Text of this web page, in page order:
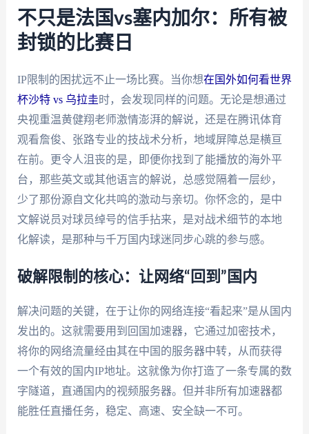
不只是法国vs塞内加尔：所有被
封锁的比赛日
IP限制的困扰远不止一场比赛。当你想在国外如何看世界
杯沙特 vs 乌拉圭时，会发现同样的问题。无论是想通过
央视重温黄健翔老师激情澎湃的解说，还是在腾讯体育
观看詹俊、张路专业的技战术分析，地域屏障总是横亘
在前。更令人沮丧的是，即便你找到了能播放的海外平
台，那些英文或其他语言的解说，总感觉隔着一层纱，
少了那份源自文化共鸣的激动与亲切。你怀念的，是中
文解说员对球员绰号的信手拈来，是对战术细节的本地
化解读，是那种与千万国内球迷同步心跳的参与感。
破解限制的核心：让网络“回到”国内
解决问题的关键，在于让你的网络连接“看起来”是从国内
发出的。这就需要用到回国加速器，它通过加密技术，
将你的网络流量经由其在中国的服务器中转，从而获得
一个有效的国内IP地址。这就像为你打造了一条专属的数
字隧道，直通国内的视频服务器。但并非所有加速器都
能胜任直播任务，稳定、高速、安全缺一不可。